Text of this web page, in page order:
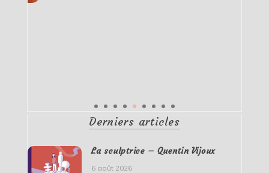
Derniers articles
La sculptrice – Quentin Vijoux
6 août 2026